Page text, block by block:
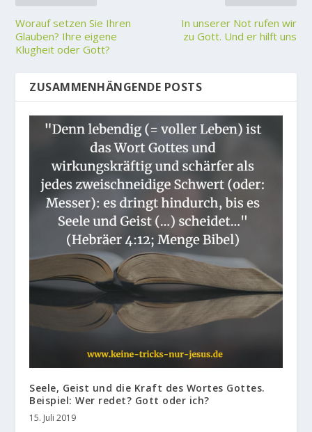
Worauf setzen Sie Ihren
Glauben? Ihre eigene
Klugheit oder Gott?
In unserer Not rufen wir
zu Gott. Und er hilft uns
ZUSAMMENHÄNGENDE POSTS
Seele, Geist und die Kraft des Wortes Gottes.
Beispiel: Wer redet? Gott oder ich?
15. Juli 2019